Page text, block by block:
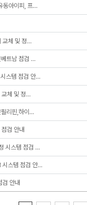
아이피, 프…
체 및 정…
트남 점검 …
스템 점검 안…
체 및 정…
리핀,하이…
검 안내
시스템 점검 …
스템 점검 안…
안내